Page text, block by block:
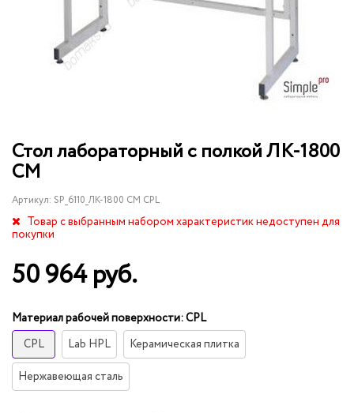
Стол лабораторный с полкой ЛК-1800
СМ
Артикул: SP_6110_ЛК-1800 СМ CPL
Товар с выбранным набором характеристик недоступен для
покупки
50 964 руб.
Материал рабочей поверхности:CPL
CPL
Lab HPL Керамическая плитка
Нержавеющая сталь